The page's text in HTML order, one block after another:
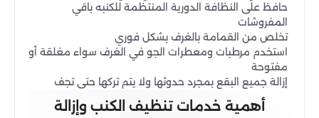
حافظ على النظافة الدورية المنتظمة للكنبه باقي
المفروشات
تخلص من القمامة بالغرف بشكل فوري
استخدم مرطبات ومعطرات الجو في الغرف سواء مغلقة أو
مفتوحة
إزالة جميع البقع بمجرد حدوثها ولا يتم تركها حتى تجف
أهمية خدمات تنظيف الكنب وإزالة